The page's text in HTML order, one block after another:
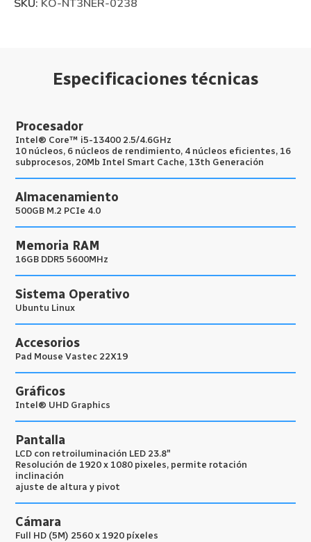
SKU: KO-NT3NER-0238
Especificaciones técnicas
Procesador
Intel® Core™ i5-13400 2.5/4.6GHz
10 núcleos, 6 núcleos de rendimiento, 4 núcleos eficientes, 16
subprocesos, 20Mb Intel Smart Cache, 13th Generación
Almacenamiento
500GB M.2 PCIe 4.0
Memoria RAM
16GB DDR5 5600MHz
Sistema Operativo
Ubuntu Linux
Accesorios
Pad Mouse Vastec 22X19
Gráficos
Intel® UHD Graphics
Pantalla
LCD con retroiluminación LED 23.8″
Resolución de 1920 x 1080 pixeles, permite rotación
inclinación
ajuste de altura y pivot
Cámara
Full HD (5M) 2560 x 1920 píxeles